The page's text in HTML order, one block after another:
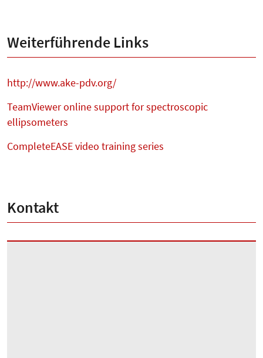
Weiterführende Links
http://www.ake-pdv.org/
TeamViewer online support for spectroscopic
ellipsometers
CompleteEASE video training series
Kontakt